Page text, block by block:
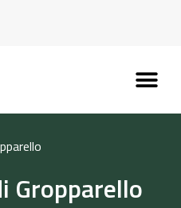
Gropparello